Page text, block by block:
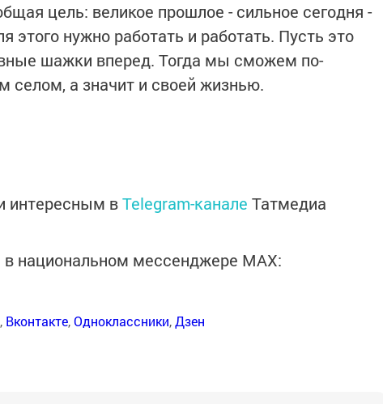
цель: великое прошлое - сильное сегодня -
этого нужно работать и работать. Пусть это
шажки вперед. Тогда мы сможем по-
селом, а значит и своей жизнью.
интересным вTelegram-канале Татмедиа
в национальном мессенджере MАХ:
, Вконтакте,Одноклассники,Дзен